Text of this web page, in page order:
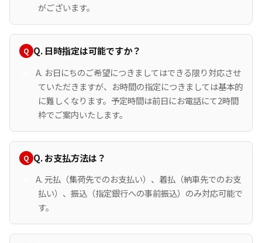
がございます。
Q. 日時指定は可能ですか？
A. お日にちのご希望につきましてはできる限り対応させ
ていただきますが、お時間の指定につきましては基本的
に難しくなります。予定時間は前日にお電話にて2時間
枠でご案内いたします。
Q. お支払方法は？
A. 元払（集荷先でのお支払い）、着払（納車先でのお支
払い）、振込（指定銀行への事前振込）のみ対応可能で
す。